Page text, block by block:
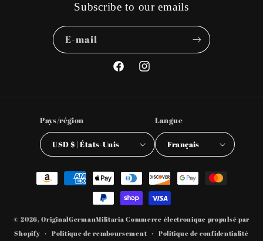
Subscribe to our emails
E-mail
FacebookInstagram
Pays/région
USD $ | États-Unis
Langue
Français
Moyens
© 2026,OriginalGermanMilitaria Commerce électronique propulsé par
Shopify
Politique de remboursement Politique de confidentialité